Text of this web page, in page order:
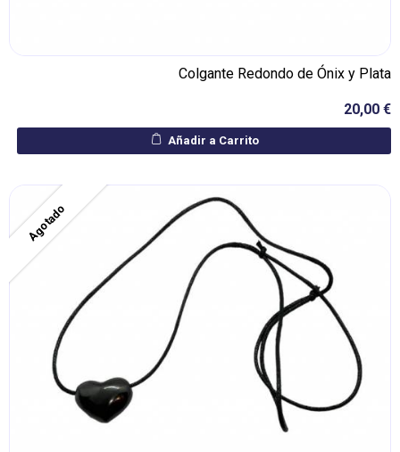
Colgante Redondo de Ónix y Plata
20,00 €
Añadir a Carrito
Agotado